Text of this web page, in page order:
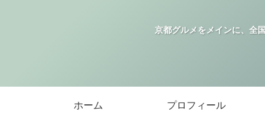
京都グルメをメインに、全
ホーム プロフィール